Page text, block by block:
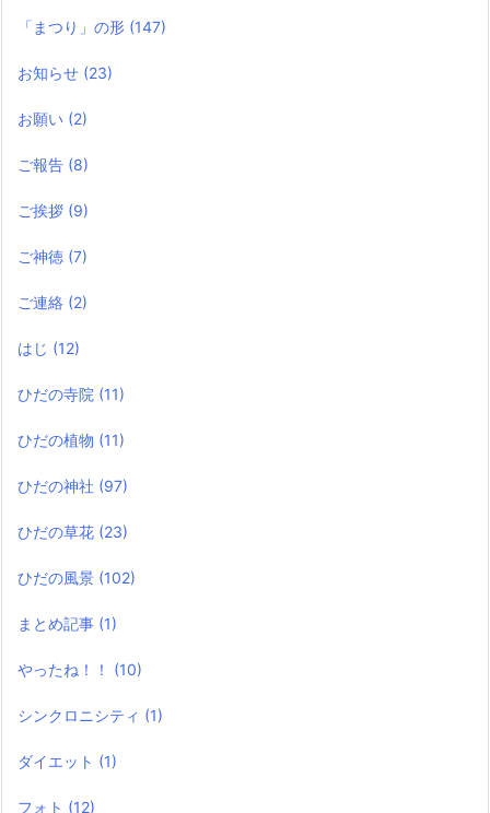
「まつり」の形 (147)
お知らせ (23)
お願い (2)
ご報告 (8)
ご挨拶 (9)
ご神徳 (7)
ご連絡 (2)
はじ (12)
ひだの寺院 (11)
ひだの植物 (11)
ひだの神社 (97)
ひだの草花 (23)
ひだの風景 (102)
まとめ記事 (1)
やったね！！ (10)
シンクロニシティ (1)
ダイエット (1)
フォト (12)